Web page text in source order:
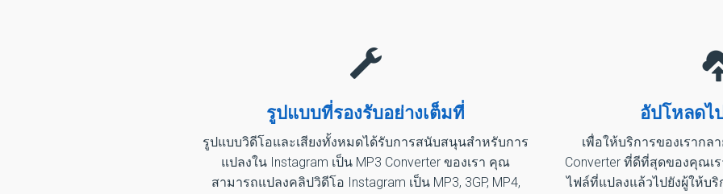
รูปแบบที่รองรับอย่างเต็มที่
รูปแบบวิดีโอและเสียงทั้งหมดได้รับการสนับสนุนสำหรับการ
แปลงใน Instagram เป็น MP3 Converter ของเรา คุณ
สามารถแปลงคลิปวิดีโอ Instagram เป็น MP3, 3GP, MP4,
อัปโหลดไ
เพื่อให้บริการของเรากล
Converter ที่ดีที่สุดของคุณเ
ไฟล์ที่แปลงแล้วไปยังผู้ให้บ